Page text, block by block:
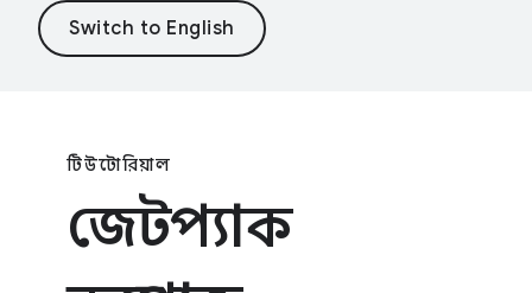
টিউটোরিয়াল
জেটপ্যাক